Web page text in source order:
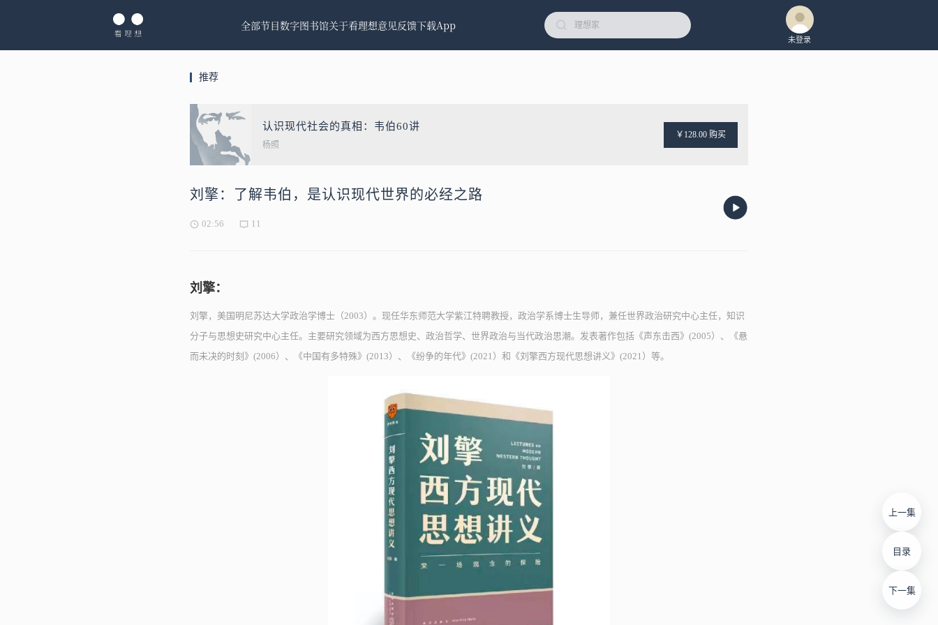
全部节目数字图书馆关于看理想意见反馈下载App
未登录
推荐
认识现代社会的真相：韦伯60讲
杨照
￥128.00 购买
刘擎：了解韦伯，是认识现代世界的必经之路
02:56 11
上一集
目录
下一集
刘擎：
刘擎，美国明尼苏达大学政治学博士（2003）。现任华东师范大学紫江特聘教授，政治学系博士生导师，兼任世界政治研究中心主任，知识
分子与思想史研究中心主任。主要研究领域为西方思想史、政治哲学、世界政治与当代政治思潮。发表著作包括《声东击西》(2005）、《悬
而未决的时刻》(2006）、《中国有多特殊》(2013）、《纷争的年代》(2021）和《刘擎西方现代思想讲义》(2021）等。